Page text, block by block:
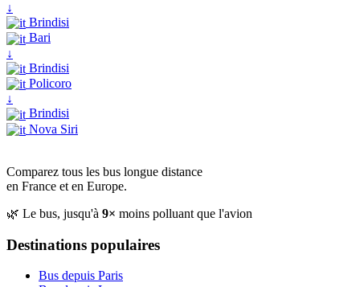
↓
Brindisi
Bari
↓
Brindisi
Policoro
↓
Brindisi
Nova Siri
Comparez tous les bus longue distance
en France et en Europe.
🌿 Le bus, jusqu'à 9× moins polluant que l'avion
Destinations populaires
Bus depuis Paris